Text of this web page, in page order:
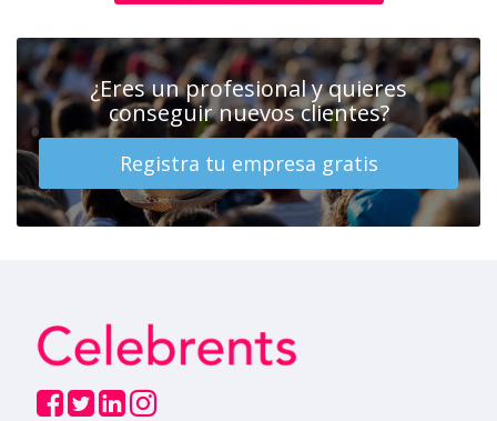
¿Eres un profesional y quieres
conseguir nuevos clientes?
Registra tu empresa gratis